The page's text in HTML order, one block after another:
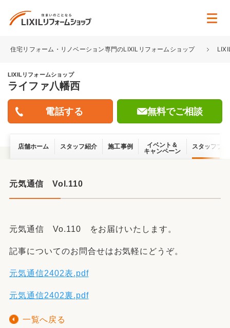
住宅リフォーム・リノベーション専門のLIXILリフォームショップ
LIXILリフォームショップ
ライファ八幡西
無料でご相談
店舗ホーム スタッフ紹介 施工事例
イベント＆
キャンペーン
スタッフブ
元気通信 Vol.110
元気通信 Vo.110 をお届けいたします。
記事についてのお問合せはお気軽にどうぞ。
元気通信2402表.pdf
元気通信2402裏.pdf
一覧へ戻る